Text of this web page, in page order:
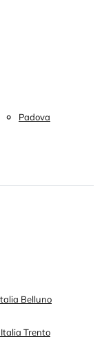
Padova
Belluno
Trento